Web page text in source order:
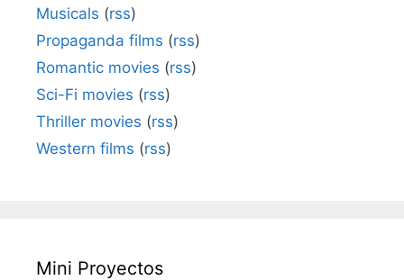
Musicals (rss)
Propaganda films (rss)
Romantic movies (rss)
Sci-Fi movies (rss)
Thriller movies (rss)
Western films (rss)
Mini Proyectos